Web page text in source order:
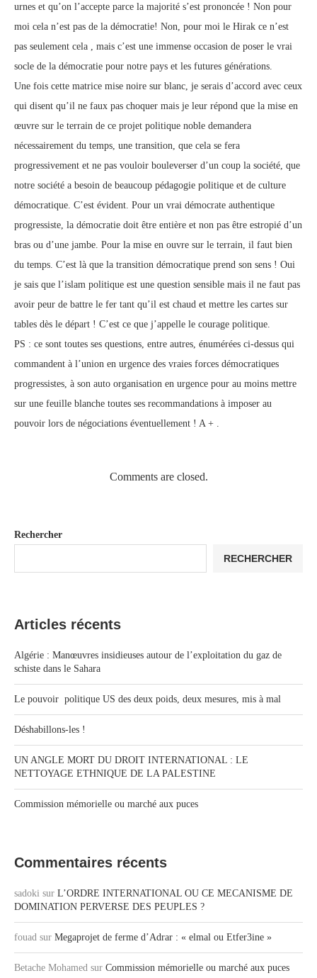
urnes et qu’on l’accepte parce la majorité s’est prononcée ! Non pour
moi cela n’est pas de la démocratie! Non, pour moi le Hirak ce n’est
pas seulement cela , mais c’est une immense occasion de poser le vrai
socle de la démocratie pour notre pays et les futures générations.
Une fois cette matrice mise noire sur blanc, je serais d’accord avec ceux
qui disent qu’il ne faux pas choquer mais je leur répond que la mise en
œuvre sur le terrain de ce projet politique noble demandera
nécessairement du temps, une transition, que cela se fera
progressivement et ne pas vouloir bouleverser d’un coup la société, que
notre société a besoin de beaucoup pédagogie politique et de culture
démocratique. C’est évident. Pour un vrai démocrate authentique
progressiste, la démocratie doit être entière et non pas être estropié d’un
bras ou d’une jambe. Pour la mise en ouvre sur le terrain, il faut bien
du temps. C’est là que la transition démocratique prend son sens ! Oui
je sais que l’islam politique est une question sensible mais il ne faut pas
avoir peur de battre le fer tant qu’il est chaud et mettre les cartes sur
tables dès le départ ! C’est ce que j’appelle le courage politique.
PS : ce sont toutes ses questions, entre autres, énumérées ci-dessus qui
commandent à l’union en urgence des vraies forces démocratiques
progressistes, à son auto organisation en urgence pour au moins mettre
sur une feuille blanche toutes ses recommandations à imposer au
pouvoir lors de négociations éventuellement ! A + .
Comments are closed.
Rechercher
RECHERCHER
Articles récents
Algérie : Manœuvres insidieuses autour de l’exploitation du gaz de
schiste dans le Sahara
Le pouvoir politique US des deux poids, deux mesures, mis à mal
Déshabillons-les !
UN ANGLE MORT DU DROIT INTERNATIONAL : LE
NETTOYAGE ETHNIQUE DE LA PALESTINE
Commission mémorielle ou marché aux puces
Commentaires récents
sadoki sur L’ORDRE INTERNATIONAL OU CE MECANISME DE
DOMINATION PERVERSE DES PEUPLES ?
fouad sur Megaprojet de ferme d’Adrar : « elmal ou Etfer3ine »
Betache Mohamed sur Commission mémorielle ou marché aux puces